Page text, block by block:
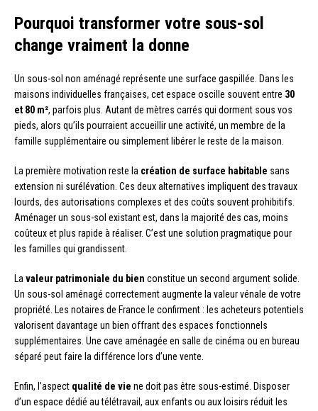
Pourquoi transformer votre sous-sol
change vraiment la donne
Un sous-sol non aménagé représente une surface gaspillée. Dans les
maisons individuelles françaises, cet espace oscille souvent entre 30
et 80 m², parfois plus. Autant de mètres carrés qui dorment sous vos
pieds, alors qu’ils pourraient accueillir une activité, un membre de la
famille supplémentaire ou simplement libérer le reste de la maison.
La première motivation reste la création de surface habitable sans
extension ni surélévation. Ces deux alternatives impliquent des travaux
lourds, des autorisations complexes et des coûts souvent prohibitifs.
Aménager un sous-sol existant est, dans la majorité des cas, moins
coûteux et plus rapide à réaliser. C’est une solution pragmatique pour
les familles qui grandissent.
La valeur patrimoniale du bien constitue un second argument solide.
Un sous-sol aménagé correctement augmente la valeur vénale de votre
propriété. Les notaires de France le confirment : les acheteurs potentiels
valorisent davantage un bien offrant des espaces fonctionnels
supplémentaires. Une cave aménagée en salle de cinéma ou en bureau
séparé peut faire la différence lors d’une vente.
Enfin, l’aspect qualité de vie ne doit pas être sous-estimé. Disposer
d’un espace dédié au télétravail, aux enfants ou aux loisirs réduit les